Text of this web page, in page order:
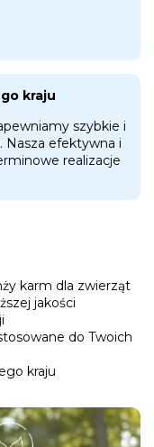
kraju
szybkie i
Nasza efektywna i
realizacje
karm dla zwierząt
jakości
do Twoich
kraju